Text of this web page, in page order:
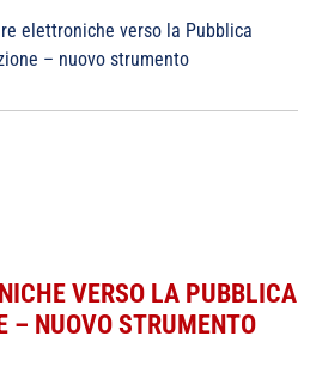
elettroniche verso la Pubblica
– nuovo strumento
VERSO LA PUBBLICA
– NUOVO STRUMENTO